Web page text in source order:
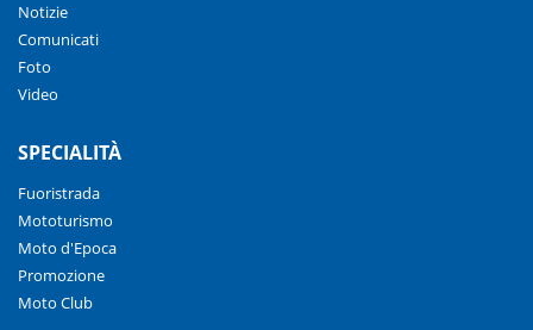
Notizie
Comunicati
Foto
Video
SPECIALITÀ
Fuoristrada
Mototurismo
Moto d'Epoca
Promozione
Moto Club